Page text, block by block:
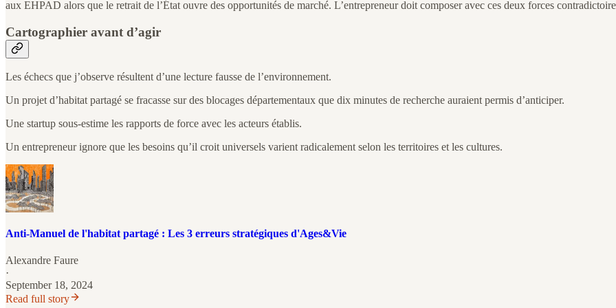
aux EHPAD alors que le retrait de l’État ouvre des opportunités de marché. L’entrepreneur doit composer avec ces deux forces
Cartographier avant d’agir
Les échecs que j’observe résultent d’une lecture fausse de l’environnement.
Un projet d’habitat partagé se fracasse sur des blocages départementaux que dix minutes de recherche auraient permis d’anticiper.
Une startup sous-estime les rapports de force avec les acteurs établis.
Un entrepreneur ignore que les besoins qu’il croit universels varient radicalement selon les territoires et les cultures.
Anti-Manuel de l'habitat partagé : Les 3 erreurs stratégiques d'Ages&Vie
Alexandre Faure
·
September 18, 2024
Read full story